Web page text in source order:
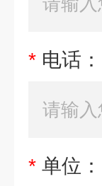
* 电话：
* 单位：